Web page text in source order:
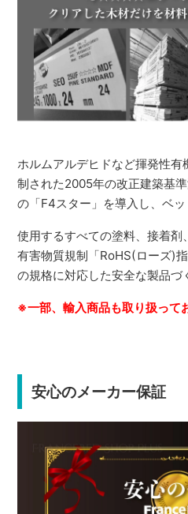
ホルムアルデヒドなど揮発性有
制された2005年の改正建築基
の「F4スター」を導入し、ベッ
使用するすべての塗料、接着剤
有害物質規制「RoHS(ローズ)
の規格に対応した安全な製品づ
※一部、輸入商品も取り扱って
安心のメーカー保証